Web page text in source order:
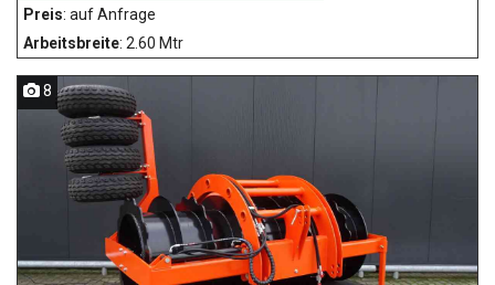
Preis: auf Anfrage
Arbeitsbreite: 2.60 Mtr
8